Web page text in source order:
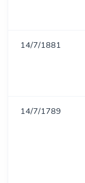
14/7/1881
14/7/1789